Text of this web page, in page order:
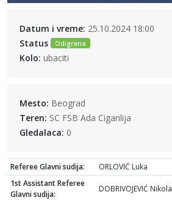
Datum i vreme: 25.10.2024 18:00
Status
Odigrana
Kolo: ubaciti
Mesto: Beograd
Teren: SC FSB Ada Ciganlija
Gledalaca: 0
Referee Glavni sudija:
ORLOVIĆ Luka
1st Assistant Referee
Glavni sudija:
DOBRIVOJEVIĆ Nikola